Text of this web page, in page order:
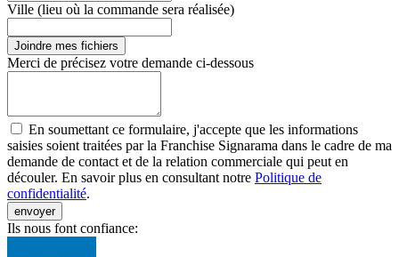
Ville (lieu où la commande sera réalisée)
Joindre mes fichiers
Merci de précisez votre demande ci-dessous
En soumettant ce formulaire, j'accepte que les informations
saisies soient traitées par la Franchise Signarama dans le cadre de ma
demande de contact et de la relation commerciale qui peut en
découler. En savoir plus en consultant notre Politique de
confidentialité.
envoyer
Ils nous font confiance: